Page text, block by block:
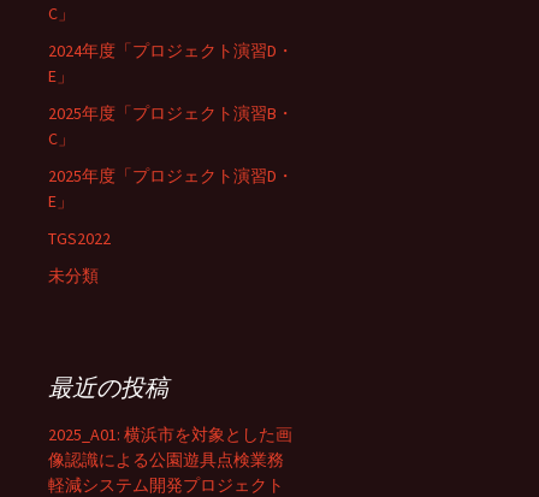
C」
2024年度「プロジェクト演習D・
E」
2025年度「プロジェクト演習B・
C」
2025年度「プロジェクト演習D・
E」
TGS2022
未分類
最近の投稿
2025_A01: 横浜市を対象とした画
像認識による公園遊具点検業務
軽減システム開発プロジェクト